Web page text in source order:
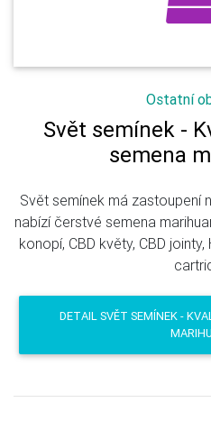
Ostatní
Svět semínek -
semena
Svět semínek má zastoupení
nabízí čerstvé semena
konopí, CBD květy, CBD jointy,
DETAIL SVĚT SEMÍNEK -